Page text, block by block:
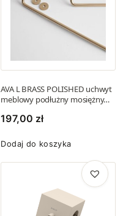
AVA L BRASS POLISHED uchwyt
meblowy podłużny mosiężny…
197,00 zł
Dodaj do koszyka